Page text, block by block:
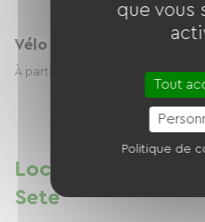
Vélo de balade 7 vitesses
À partir de 19.00 € / jour
Location de vélos
Sete
que vous
Tout
Politique de